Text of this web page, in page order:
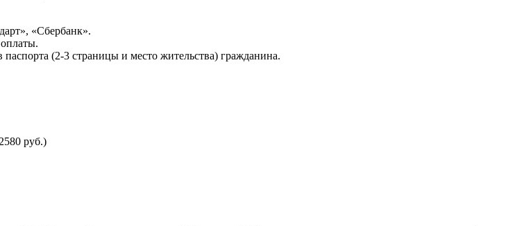
«Сбербанк».
(2-3 страницы и место жительства) гражданина.
руб.)